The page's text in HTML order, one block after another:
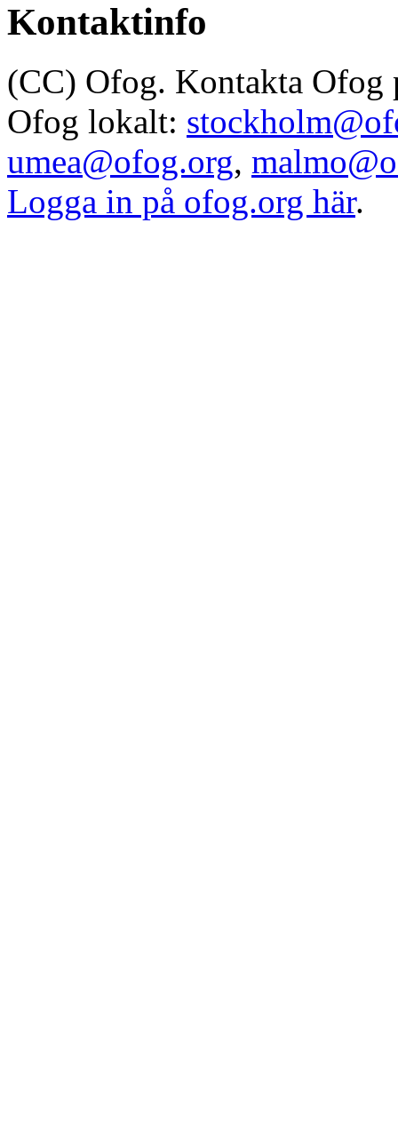
Kontaktinfo
(CC) Ofog. Kontakta Ofog
Ofog lokalt:
umea@ofog.org,
Logga in på ofog.org här.